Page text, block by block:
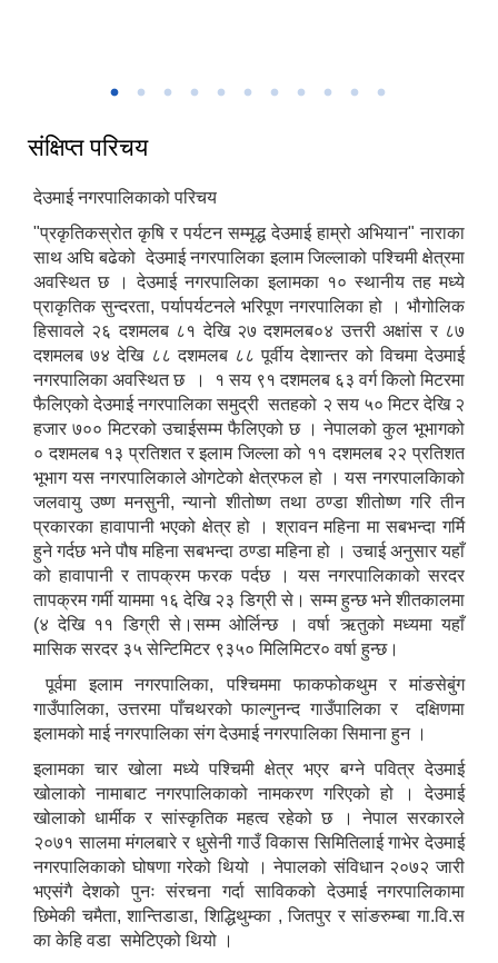
संक्षिप्त परिचय
देउमाई नगरपालिकाको परिचय
"प्रकृतिकस्रोत कृषि र पर्यटन सम्मृद्ध देउमाई हाम्रो अभियान" नाराका
साथ अघि बढेको देउमाई नगरपालिका इलाम जिल्लाको पश्चिमी क्षेत्रमा
अवस्थित छ । देउमाई नगरपालिका इलामका १० स्थानीय तह मध्ये
प्राकृतिक सुन्दरता, पर्यापर्यटनले भरिपूण नगरपालिका हो । भौगोलिक
हिसावले २६ दशमलब ८१ देखि २७ दशमलब०४ उत्तरी अक्षांस र ८७
दशमलब ७४ देखि ८८ दशमलब ८८ पूर्वीय देशान्तर को विचमा देउमाई
नगरपालिका अवस्थित छ । १ सय ९१ दशमलब ६३ वर्ग किलो मिटरमा
फैलिएको देउमाई नगरपालिका समुद्री सतहको २ सय ५० मिटर देखि २
हजार ७०० मिटरको उचाईसम्म फैलिएको छ । नेपालको कुल भूभागको
० दशमलब १३ प्रतिशत र इलाम जिल्ला को ११ दशमलब २२ प्रतिशत
भूभाग यस नगरपालिकाले ओगटेको क्षेत्रफल हो । यस नगरपालकिाको
जलवायु उष्ण मनसुनी, न्यानो शीतोष्ण तथा ठण्डा शीतोष्ण गरि तीन
प्रकारका हावापानी भएको क्षेत्र हो । श्रावन महिना मा सबभन्दा गर्मि
हुने गर्दछ भने पौष महिना सबभन्दा ठण्डा महिना हो । उचाई अनुसार यहाँ
को हावापानी र तापक्रम फरक पर्दछ । यस नगरपालिकाको सरदर
तापक्रम गर्मी याममा १६ देखि २३ डिग्री से। सम्म हुन्छ भने शीतकालमा
(४ देखि ११ डिग्री से।सम्म ओर्लिन्छ । वर्षा ऋतुको मध्यमा यहाँ
मासिक सरदर ३५ सेन्टिमिटर ९३५० मिलिमिटर० वर्षा हुन्छ।
पूर्वमा इलाम नगरपालिका, पश्चिममा फाकफोकथुम र मांङसेबुंग
गाउँपालिका, उत्तरमा पाँचथरको फाल्गुनन्द गाउँपालिका र दक्षिणमा
इलामको माई नगरपालिका संग देउमाई नगरपालिका सिमाना हुन ।
इलामका चार खोला मध्ये पश्चिमी क्षेत्र भएर बग्ने पवित्र देउमाई
खोलाको नामाबाट नगरपालिकाको नामकरण गरिएको हो । देउमाई
खोलाको धार्मीक र सांस्कृतिक महत्व रहेको छ । नेपाल सरकारले
२०७१ सालमा मंगलबारे र धुसेनी गाउँ विकास सिमितिलाई गाभेर देउमाई
नगरपालिकाको घोषणा गरेको थियो । नेपालको संविधान २०७२ जारी
भएसंगै देशको पुनः संरचना गर्दा साविकको देउमाई नगरपालिकामा
छिमेकी चमैता, शान्तिडाडा, शिद्धिथुम्का , जितपुर र सांङरुम्बा गा.वि.स
का केहि वडा समेटिएको थियो ।